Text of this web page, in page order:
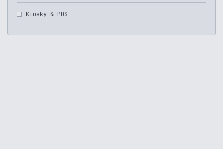
Kiosky & POS